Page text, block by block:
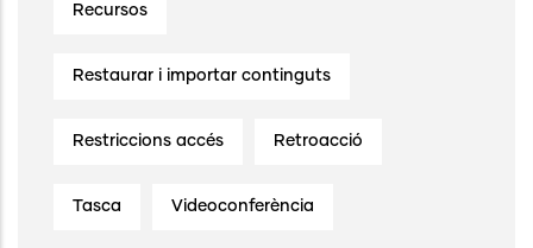
Recursos
Restaurar i importar continguts
Restriccions accés Retroacció
Tasca Videoconferència